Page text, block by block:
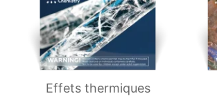
Effets thermiques